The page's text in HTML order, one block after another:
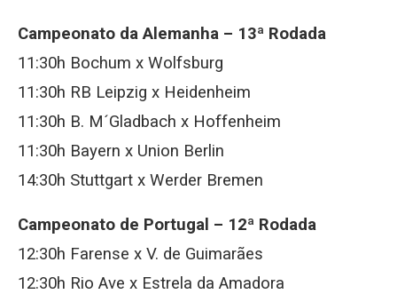
Campeonato da Alemanha – 13ª Rodada
11:30h Bochum x Wolfsburg
11:30h RB Leipzig x Heidenheim
11:30h B. M´Gladbach x Hoffenheim
11:30h Bayern x Union Berlin
14:30h Stuttgart x Werder Bremen
Campeonato de Portugal – 12ª Rodada
12:30h Farense x V. de Guimarães
12:30h Rio Ave x Estrela da Amadora